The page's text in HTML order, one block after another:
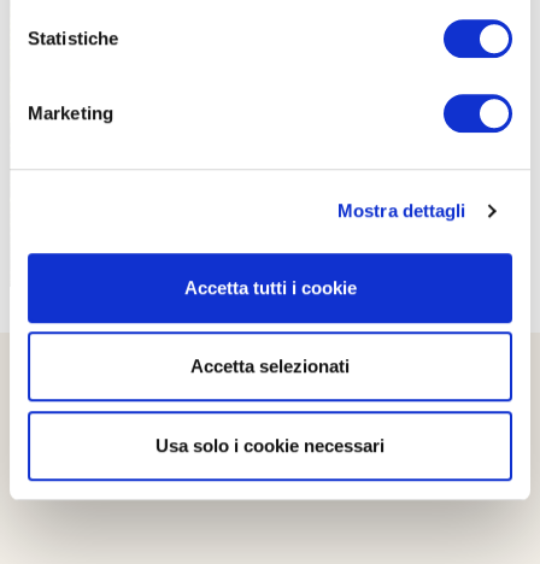
Statistiche
Marketing
Mostra dettagli
Accetta tutti i cookie
Accetta selezionati
Usa solo i cookie necessari